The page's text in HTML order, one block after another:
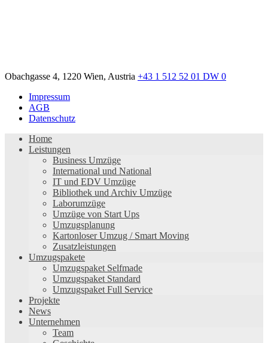
Obachgasse 4, 1220 Wien, Austria +43 1 512 52 01 DW 0
Impressum
AGB
Datenschutz
Home
Leistungen
Business Umzüge
International und National
IT und EDV Umzüge
Bibliothek und Archiv Umzüge
Laborumzüge
Umzüge von Start Ups
Umzugsplanung
Kartonloser Umzug / Smart Moving
Zusatzleistungen
Umzugspakete
Umzugspaket Selfmade
Umzugspaket Standard
Umzugspaket Full Service
Projekte
News
Unternehmen
Team